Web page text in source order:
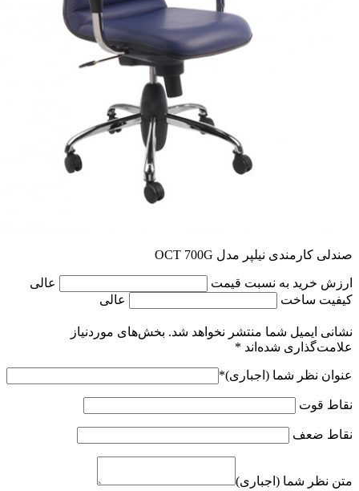
صندلی کارمندی نیلپر مدل OCT 700G
ارزش خرید به نسبت قیمت
عالی
کیفیت ساخت
عالی
نشانی ایمیل شما منتشر نخواهد شد. بخش‌های موردنیاز
علامت‌گذاری شده‌اند *
عنوان نظر شما (اجباری)*
نقاط قوت
نقاط ضعف
متن نظر شما (اجباری)